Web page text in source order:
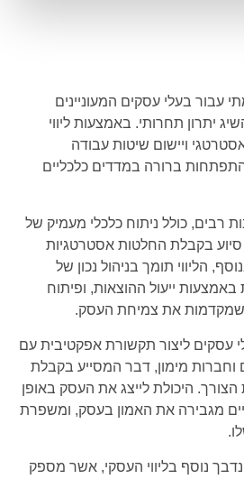
עבור בעלי עסקים המעוניינים
יתרון תחרותי. באמצעות ליווי
ויישום שיטות עבודה
ברורה במדדים כלכליים
רבים, כולל ניתוח כלכלי מעמיק של
בקבלת החלטות אסטרטגיות
הליווי תומך בניהול נכון של
ייעול ההוצאות, ופיתוח
שמקדמות את צמיחת העסק.
עסקים ליצור תקשורת אפקטיבית עם
וחברות מימון, דבר המסייע בקבלת
היכולת לייצג את העסק באופן
מגבירה את האמון בעסק, ומשפרת
נוסף בליווי העסקי, אשר מספק